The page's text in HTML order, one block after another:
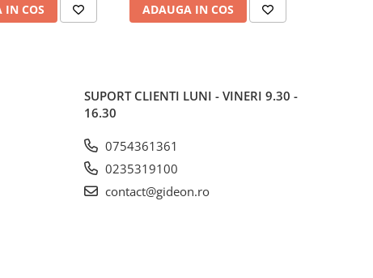
IN COS ADAUGA IN COS
SUPORT CLIENTI LUNI - VINERI 9.30 -
16.30
0754361361
0235319100
contact@gideon.ro